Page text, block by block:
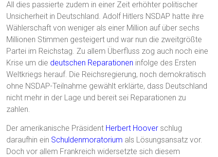
All dies passierte zudem in einer Zeit erhöhter politischer
Unsicherheit in Deutschland. Adolf Hitlers NSDAP hatte ihre
Wählerschaft von weniger als einer Million auf über sechs
Millionen Stimmen gesteigert und war nun die zweitgrößte
Partei im Reichstag. Zu allem Überfluss zog auch noch eine
Krise um die deutschen Reparationen infolge des Ersten
Weltkriegs herauf. Die Reichsregierung, noch demokratisch
ohne NSDAP-Teilnahme gewählt erklärte, dass Deutschland
nicht mehr in der Lage und bereit sei Reparationen zu
zahlen.
Der amerikanische Präsident Herbert Hoover schlug
daraufhin ein Schuldenmoratorium als Lösungsansatz vor.
Doch vor allem Frankreich widersetzte sich diesem